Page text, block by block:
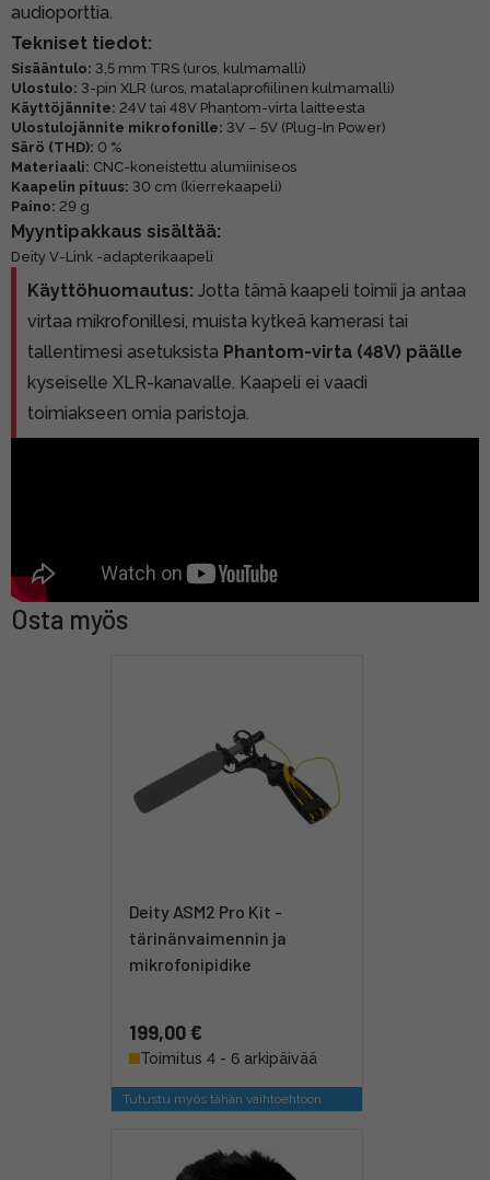
audioporttia.
Tekniset tiedot:
Sisääntulo: 3,5 mm TRS (uros, kulmamalli)
Ulostulo: 3-pin XLR (uros, matalaprofiilinen kulmamalli)
Käyttöjännite: 24V tai 48V Phantom-virta laitteesta
Ulostulojännite mikrofonille: 3V – 5V (Plug-In Power)
Särö (THD): 0 %
Materiaali: CNC-koneistettu alumiiniseos
Kaapelin pituus: 30 cm (kierrekaapeli)
Paino: 29 g
Myyntipakkaus sisältää:
Deity V-Link -adapterikaapeli
Käyttöhuomautus: Jotta tämä kaapeli toimii ja antaa
virtaa mikrofonillesi, muista kytkeä kamerasi tai
tallentimesi asetuksista Phantom-virta (48V) päälle
kyseiselle XLR-kanavalle. Kaapeli ei vaadi
toimiakseen omia paristoja.
Osta myös
Deity ASM2 Pro Kit -
tärinänvaimennin ja
mikrofonipidike
199,00 €
Toimitus 4 - 6 arkipäivää
Tutustu myös tähän vaihtoehtoon